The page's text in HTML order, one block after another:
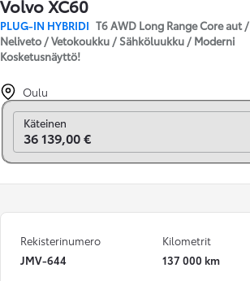
Volvo XC60
PLUG-IN HYBRIDI T6 AWD Long Range Core aut /
Neliveto / Vetokoukku / Sähköluukku / Moderni
Kosketusnäyttö!
Oulu
Vaihda rahoitukseen
Käteinen
36 139,00 €
Rekisterinumero
JMV-644
Kilometrit
137 000 km